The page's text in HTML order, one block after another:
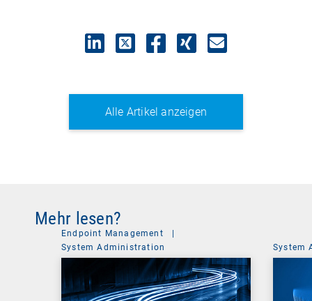
Alle Artikel anzeigen
Mehr lesen?
Endpoint Management
|
System Administration
System